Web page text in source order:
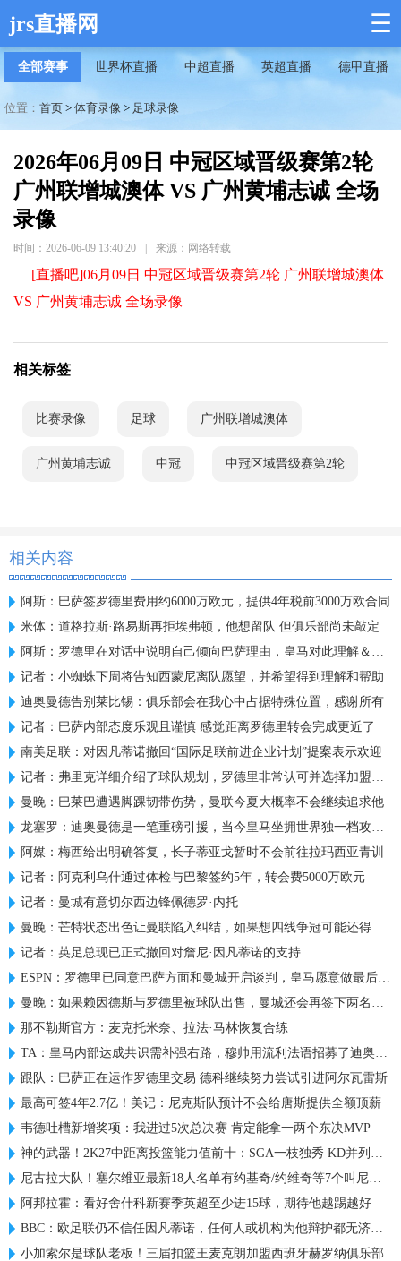
jrs直播网 ☰
全部赛事 世界杯直播 中超直播 英超直播 德甲直播
位置： 首页 > 体育录像 > 足球录像
2026年06月09日 中冠区域晋级赛第2轮
广州联增城澳体 VS 广州黄埔志诚 全场
录像
时间：2026-06-09 13:40:20 来源：网络转载
[直播吧]06月09日 中冠区域晋级赛第2轮 广州联增城澳体
VS 广州黄埔志诚 全场录像
相关标签
比赛录像 足球 广州联增城澳体
广州黄埔志诚 中冠 中冠区域晋级赛第2轮
相关内容
阿斯：巴萨签罗德里费用约6000万欧元，提供4年税前3000万欧合同
米体：道格拉斯·路易斯再拒埃弗顿，他想留队 但俱乐部尚未敲定
阿斯：罗德里在对话中说明自己倾向巴萨理由，皇马对此理解＆祝好
记者：小蜘蛛下周将告知西蒙尼离队愿望，并希望得到理解和帮助
迪奥曼德告别莱比锡：俱乐部会在我心中占据特殊位置，感谢所有
记者：巴萨内部态度乐观且谨慎 感觉距离罗德里转会完成更近了
南美足联：对因凡蒂诺撤回“国际足联前进企业计划”提案表示欢迎
记者：弗里克详细介绍了球队规划，罗德里非常认可并选择加盟巴萨
曼晚：巴莱巴遭遇脚踝韧带伤势，曼联今夏大概率不会继续追求他
龙塞罗：迪奥曼德是一笔重磅引援，当今皇马坐拥世界独一档攻击线
阿媒：梅西给出明确答复，长子蒂亚戈暂时不会前往拉玛西亚青训
记者：阿克利乌什通过体检与巴黎签约5年，转会费5000万欧元
记者：曼城有意切尔西边锋佩德罗·内托
曼晚：芒特状态出色让曼联陷入纠结，如果想四线争冠可能还得买人
记者：英足总现已正式撤回对詹尼·因凡蒂诺的支持
ESPN：罗德里已同意巴萨方面和曼城开启谈判，皇马愿意做最后尝试
曼晚：如果赖因德斯与罗德里被球队出售，曼城还会再签下两名中场
那不勒斯官方：麦克托米奈、拉法·马林恢复合练
TA：皇马内部达成共识需补强右路，穆帅用流利法语招募了迪奥曼德
跟队：巴萨正在运作罗德里交易 德科继续努力尝试引进阿尔瓦雷斯
最高可签4年2.7亿！美记：尼克斯队预计不会给唐斯提供全额顶薪
韦德吐槽新增奖项：我进过5次总决赛 肯定能拿一两个东决MVP
神的武器！2K27中距离投篮能力值前十：SGA一枝独秀 KD并列第三
尼古拉大队！塞尔维亚最新18人名单有约基奇/约维奇等7个叫尼古拉
阿邦拉霍：看好舍什科新赛季英超至少进15球，期待他越踢越好
BBC：欧足联仍不信任因凡蒂诺，任何人或机构为他辩护都无济于事
小加索尔是球队老板！三届扣篮王麦克朗加盟西班牙赫罗纳俱乐部